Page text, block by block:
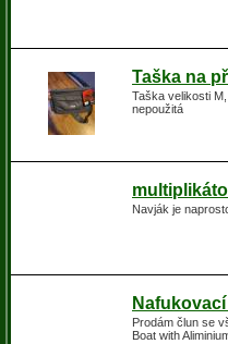
Taška na
Taška velikosti
nepoužitá
Navják je
Prodám člun se
Boat with